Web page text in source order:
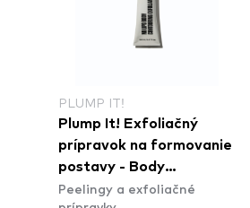
PLUMP IT!
Plump It! Exfoliačný
prípravok na formovanie
postavy - Body
Contouring Exfoliant
Peelingy a exfoliačné